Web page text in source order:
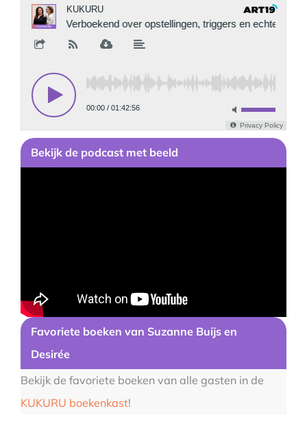
Bekijk de podcast met beeld
Favoriete boeken van Suzanne Buijs en
Desirée
Bekijk de favoriete boeken van alle gasten in de
KUKURU boekenkast!